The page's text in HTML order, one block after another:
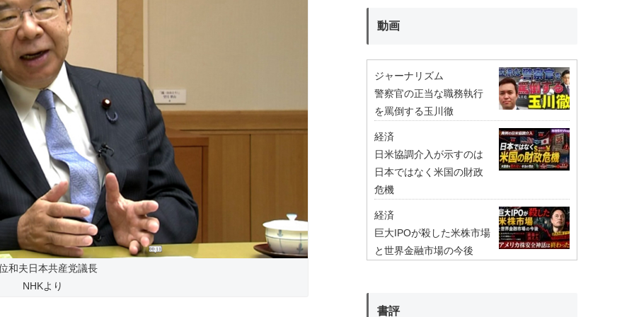
和夫日本共産党議長
NHKより
動画
ジャーナリズム
警察官の正当な職務執行
を罵倒する玉川徹
経済
日米協調介入が示すのは
日本ではなく米国の財政
危機
経済
巨大IPOが殺した米株市場
と世界金融市場の今後
書評